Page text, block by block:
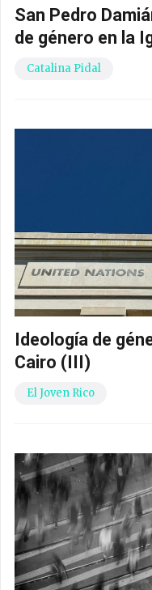
San Pedro
de género en la
Catalina Pidal
Ideología de
Cairo (III)
El Joven Rico